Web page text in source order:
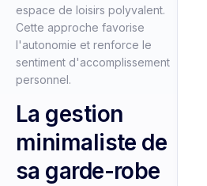
espace de loisirs polyvalent.
Cette approche favorise
l'autonomie et renforce le
sentiment d'accomplissement
personnel.
La gestion
minimaliste de
sa garde-robe